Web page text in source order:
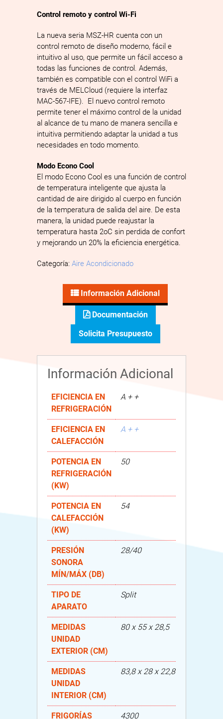
Control remoto y control Wi-Fi
La nueva seria MSZ-­HR cuenta con un
control remoto de diseño moderno, fácil e
intuitivo al uso, que permite un fácil acceso a
todas las funciones de control. Además,
también es compatible con el control WiFi a
través de MELCloud (requiere la interfaz
MAC­-567-IF­E). El nuevo control remoto
permite tener el máximo control de la unidad
al alcance de tu mano de manera sencilla e
intuitiva permitiendo adaptar la unidad a tus
necesidades en todo momento.
Modo Econo Cool
El modo Econo Cool es una función de control
de temperatura inteligente que ajusta la
cantidad de aire dirigido al cuerpo en función
de la temperatura de salida del aire. De esta
manera, la unidad puede reajustar la
temperatura hasta 2oC sin perdida de confort
y mejorando un 20% la eficiencia energética.
Categoría: Aire Acondicionado
Información Adicional
Documentación
Solicita Presupuesto
Información Adicional
EFICIENCIA EN
REFRIGERACIÓN
A + +
EFICIENCIA EN
CALEFACCIÓN
A + +
POTENCIA EN
REFRIGERACIÓN
(KW)
50
POTENCIA EN
CALEFACCIÓN
(KW)
54
PRESIÓN
SONORA
MÍN/MÁX (DB)
28/40
TIPO DE
APARATO
Split
MEDIDAS
UNIDAD
EXTERIOR (CM)
80 x 55 x 28,5
MEDIDAS
UNIDAD
INTERIOR (CM)
83,8 x 28 x 22,8
FRIGORÍAS 4300